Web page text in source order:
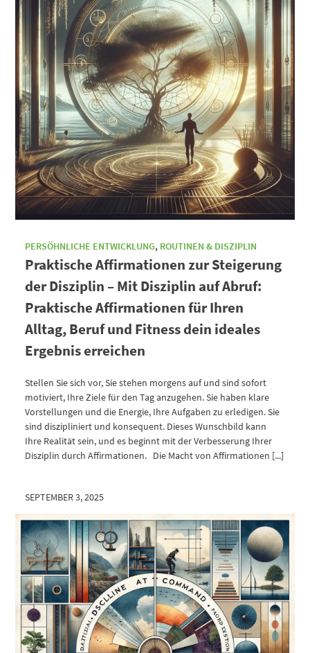
PERSÖHNLICHE ENTWICKLUNG, ROUTINEN & DISZIPLIN
Praktische Affirmationen zur Steigerung
der Disziplin – Mit Disziplin auf Abruf:
Praktische Affirmationen für Ihren
Alltag, Beruf und Fitness dein ideales
Ergebnis erreichen
Stellen Sie sich vor, Sie stehen morgens auf und sind sofort
motiviert, Ihre Ziele für den Tag anzugehen. Sie haben klare
Vorstellungen und die Energie, Ihre Aufgaben zu erledigen. Sie
sind diszipliniert und konsequent. Dieses Wunschbild kann
Ihre Realität sein, und es beginnt mit der Verbesserung Ihrer
Disziplin durch Affirmationen. Die Macht von Affirmationen [...]
SEPTEMBER 3, 2025